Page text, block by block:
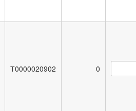
Т0000020902 0